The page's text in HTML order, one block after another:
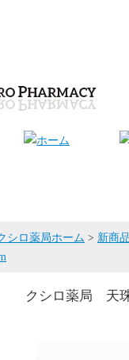
シロ薬局ホーム > 新商
クシロ薬局 天